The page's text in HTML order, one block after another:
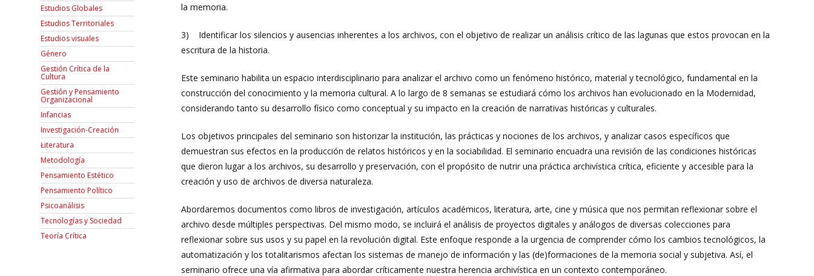
la memoria.
3) Identificar los silencios y ausencias inherentes a los archivos, con el objetivo de realizar un análisis crítico de las lagunas que estos provocan en la
escritura de la historia.
Este seminario habilita un espacio interdisciplinario para analizar el archivo como un fenómeno histórico, material y tecnológico, fundamental en la
construcción del conocimiento y la memoria cultural. A lo largo de 8 semanas se estudiará cómo los archivos han evolucionado en la Modernidad,
considerando tanto su desarrollo físico como conceptual y su impacto en la creación de narrativas históricas y culturales.
Los objetivos principales del seminario son historizar la institución, las prácticas y nociones de los archivos, y analizar casos específicos que
demuestran sus efectos en la producción de relatos históricos y en la sociabilidad. El seminario encuadra una revisión de las condiciones históricas
que dieron lugar a los archivos, su desarrollo y preservación, con el propósito de nutrir una práctica archivística crítica, eficiente y accesible para la
creación y uso de archivos de diversa naturaleza.
Abordaremos documentos como libros de investigación, artículos académicos, literatura, arte, cine y música que nos permitan reflexionar sobre el
archivo desde múltiples perspectivas. Del mismo modo, se incluirá el análisis de proyectos digitales y análogos de diversas colecciones para
reflexionar sobre sus usos y su papel en la revolución digital. Este enfoque responde a la urgencia de comprender cómo los cambios tecnológicos, la
automatización y los totalitarismos afectan los sistemas de manejo de información y las (de)formaciones de la memoria social y subjetiva. Así, el
seminario ofrece una vía afirmativa para abordar críticamente nuestra herencia archivística en un contexto contemporáneo.
Estudios Globales
Estudios Territoriales
Estudios visuales
Género
Gestión Crítica de la
Cultura
Gestión y Pensamiento
Organizacional
Infancias
Investigación-Creación
Łiteratura
Metodología
Pensamiento Estético
Pensamiento Político
Psicoanálisis
Tecnologías y Sociedad
Teoría Crítica